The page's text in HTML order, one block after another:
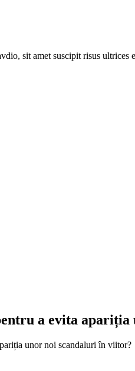
sit amet suscipit risus
a evita
unor noi scandaluri în viitor?